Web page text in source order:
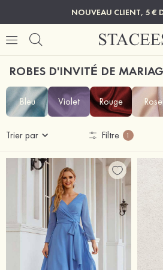
NOUVEAU CLIENT, 5 €
ROBES D'INVITÉ DE
Bleu Violet Rouge Rose
Trier par Filtre 1